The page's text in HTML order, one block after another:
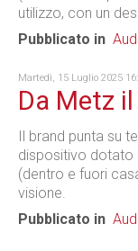
utilizzo, con un
Pubblicato in
Martedì, 15 Luglio 2025
Da Metz
Il brand punta su
dispositivo dotato
(dentro e fuori
visione.
Pubblicato in